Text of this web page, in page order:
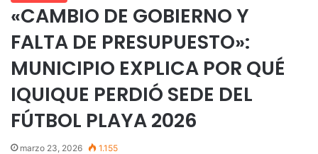
«CAMBIO DE GOBIERNO Y
FALTA DE PRESUPUESTO»:
MUNICIPIO EXPLICA POR QUÉ
IQUIQUE PERDIÓ SEDE DEL
FÚTBOL PLAYA 2026
marzo 23, 2026 1.155